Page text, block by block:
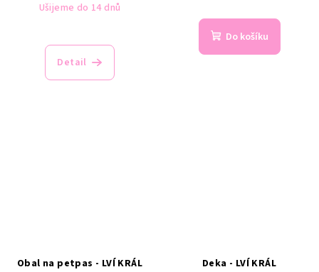
Ušijeme do 14 dnů
Detail
Do košíku
Obal na petpas - LVÍ KRÁL Deka - LVÍ KRÁL